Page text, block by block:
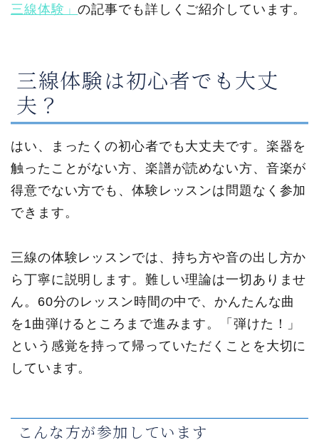
三線体験」の記事でも詳しくご紹介しています。
三線体験は初心者でも大丈
夫？
はい、まったくの初心者でも大丈夫です。楽器を
触ったことがない方、楽譜が読めない方、音楽が
得意でない方でも、体験レッスンは問題なく参加
できます。
三線の体験レッスンでは、持ち方や音の出し方か
ら丁寧に説明します。難しい理論は一切ありませ
ん。60分のレッスン時間の中で、かんたんな曲
を1曲弾けるところまで進みます。「弾けた！」
という感覚を持って帰っていただくことを大切に
しています。
こんな方が参加しています